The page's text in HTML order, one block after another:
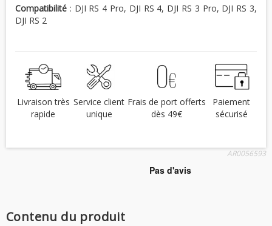
Compatibilité : DJI RS 4 Pro, DJI RS 4, DJI RS 3 Pro, DJI RS 3,
DJI RS 2
Livraison très
rapide
Service client
unique
Frais de port offerts
dès 49€
Paiement
sécurisé
AR0056593
Contenu du produit